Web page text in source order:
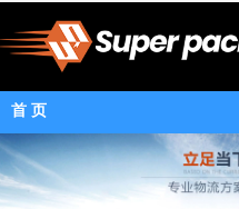
首 页